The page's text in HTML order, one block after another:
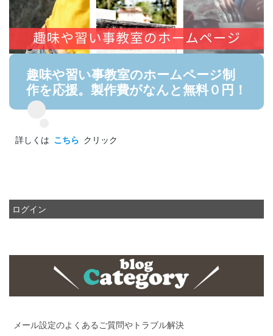
趣味や習い事教室のホームページ制
作を応援。製作費がなんと無料０円！
詳しくは こちら クリック
ログイン
メール設定のよくあるご質問やトラブル解決